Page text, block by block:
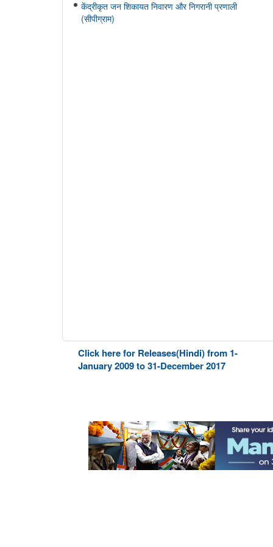
केंद्रीकृत जन शिकायत निवारण और निगरानी प्रणाली
(सीपीग्राम)
Click here for Releases(Hindi) from 1-
January 2009 to 31-December 2017